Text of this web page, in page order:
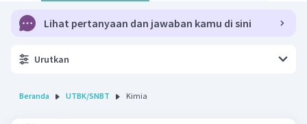
Lihat pertanyaan dan jawaban kamu di sini
Urutkan
Beranda UTBK/SNBT Kimia